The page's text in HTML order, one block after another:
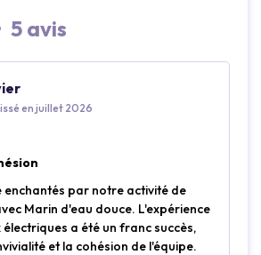
5 avis
en juillet 2026
enchantés par notre activité de
Marin d'eau douce. L'expérience
a été un franc succès,
et la cohésion de l'équipe.